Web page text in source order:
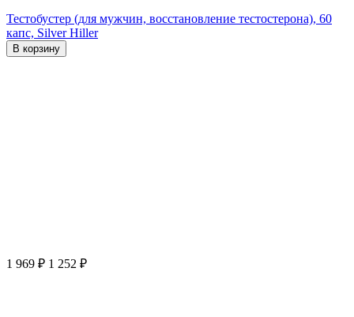
Тестобустер (для мужчин, восстановление тестостерона), 60
капс, Silver Hiller
В корзину
1 969 ₽ 1 252 ₽